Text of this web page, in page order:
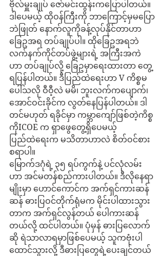
ဗိုလ်မှူးချုပ် ဇော်မင်းထွန်းကပြောပါတယ်။
ဒါပေမယ့် ထိုဝန်ကြီးကို ဘာကြောင့်မှမပြော
ဘဲဖြုတ် နောက်လူကိုခန့်လုပ်နိုင်တာဟာ
ခြေဥအရ တပ်ချုပ်ပါ။ ထိုခြေဥအရဘဲ
လက်နက်ကိုင်တပ်ဖွဲ့များရဲ့ အကြီးအကဲ
ဟာ တပ်ချုပ်လို့ ခြေဥမှာရေးထားတာ တွေ့
ရပြန်ပါတယ်။ ဒီပြည်ထဲရေးဟာ V ကိစ္စမ
ပေါ်သလို ဝီဝီ့လဲ မမိ၊ ဘူးလက်ကပျောက်၊
အောင်ဝင်းခိုင်က လွတ်နေပြန်ပါတယ်။ ဒါ
တင်မဟုတ် ရခိုင်မှာ ကမ္ဘာကျော်ဖြစ်တဲ့ကိစ္စ
ကိုICOE က ရှာဖွေတွေ့ရှိပေမယ့်
ပြည်ထဲရေးက မသိတာဟာလဲ စိတ်ဝင်စား
စရာပါ။
မြောက်ဒဂုံရဲ့ ၃၅ ရပ်ကွက်နဲ့ ပင်လုံလမ်း
ဟာ အင်မတန်စည်ကားပါတယ်။ ဒီလိုနေရာ
မျိုးမှာ ဟောင်ကောင်က အက်ရှင်ကားဆန်
ဆန် ဓားပြဝင်တိုက်ရုံမက မိုင်းပါထားသွား
တာက အက်ရှင်လွန်တယ် ပေါကားဆန်
တယ်လို့ ထင်ပါတယ်။ ပုံမှန် ဓားပြလောက်
ဆို ရဲသာလာရမှာဖြစ်ပေမယ့် သူကဗုံးပါ
ထောင်သွားလို့ ဒီဓားပြတွေရဲ့ပေးချင်တယ်